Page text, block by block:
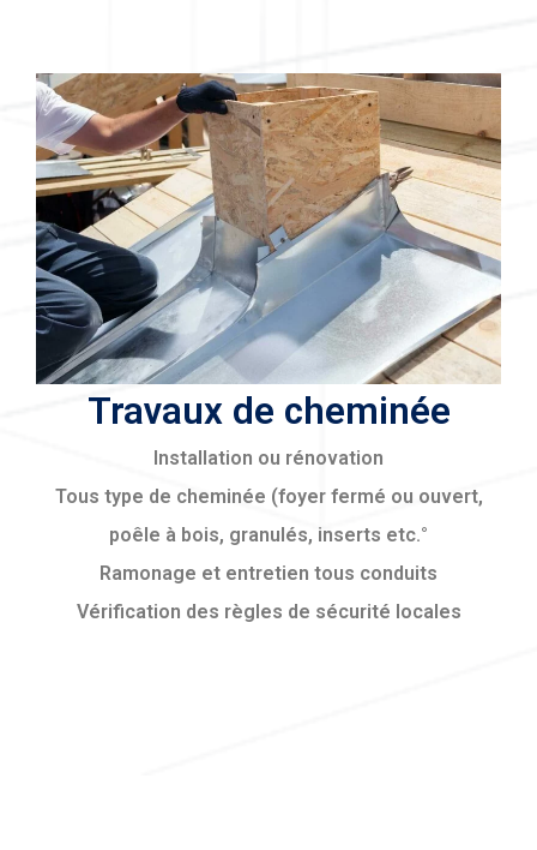
Travaux de cheminée
Installation ou rénovation
Tous type de cheminée (foyer fermé ou ouvert,
poêle à bois, granulés, inserts etc.°
Ramonage et entretien tous conduits
Vérification des règles de sécurité locales